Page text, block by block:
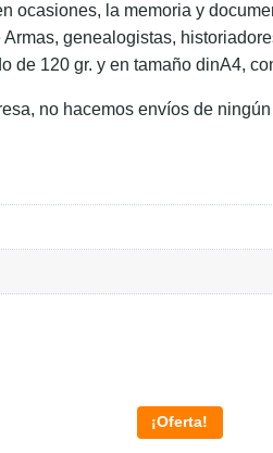
ocasiones, la memoria y
genealogistas,
120 gr. y en tamaño dinA4,
no hacemos envíos de
¡Oferta!